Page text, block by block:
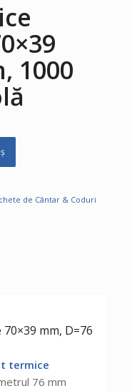
1000
de Cântar & Coduri
mm, D=76
termice
76 mm